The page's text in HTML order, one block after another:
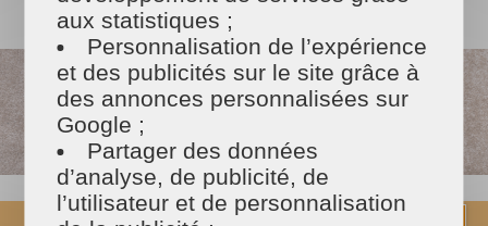
aux statistiques ;
Personnalisation de l’expérience
et des publicités sur le site grâce à
des annonces personnalisées sur
Google ;
Partager des données
d’analyse, de publicité, de
l’utilisateur et de personnalisation